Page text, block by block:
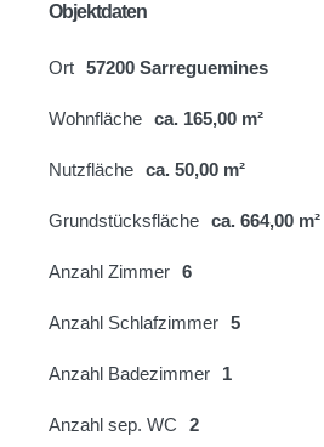
Objektdaten
Ort 57200 Sarreguemines
Wohnfläche ca. 165,00 m²
Nutzfläche ca. 50,00 m²
Grundstücksfläche ca. 664,00 m²
Anzahl Zimmer 6
Anzahl Schlafzimmer 5
Anzahl Badezimmer 1
Anzahl sep. WC 2